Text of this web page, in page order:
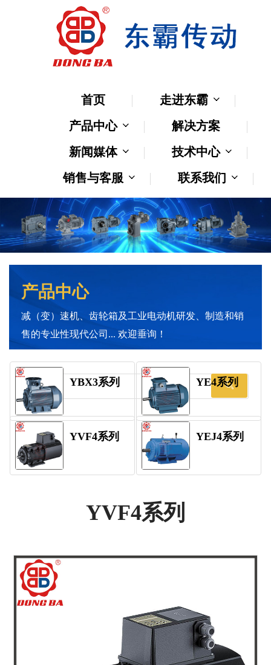
首页
走进东霸
产品中心
解决方案
新闻媒体
技术中心
销售与客服
联系我们
产品中心
减（变）速机、齿轮箱及工业电动机研发、制造和销
售的专业性现代公司... 欢迎垂询！
YBX3系列 YE4系列
YVF4系列 YEJ4系列
YVF4系列